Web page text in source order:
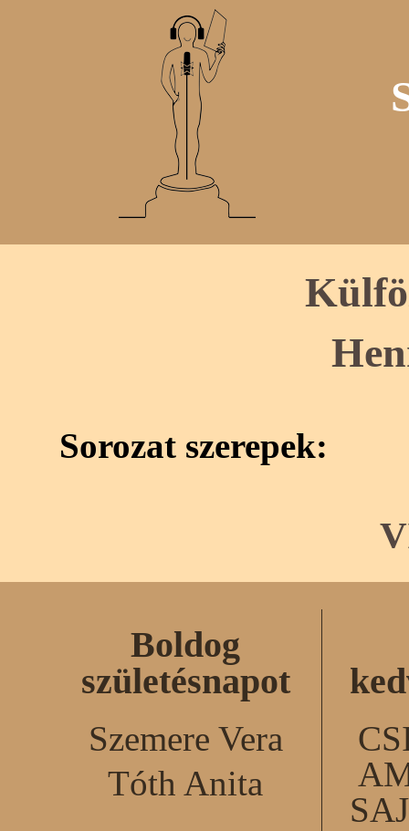
Sorozat szerepek:
Boldog
születésnapot
Szemere Vera
Tóth Anita